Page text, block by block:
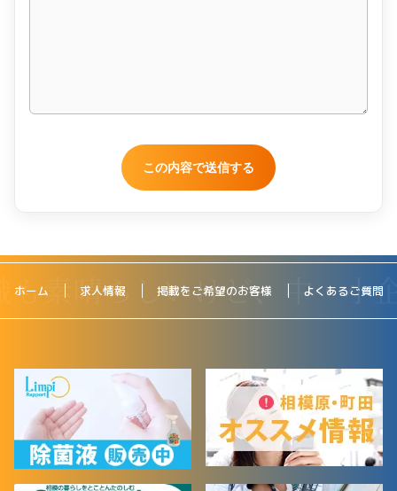
ホーム 求人情報 掲載をご希望のお客様 よくあるご質問